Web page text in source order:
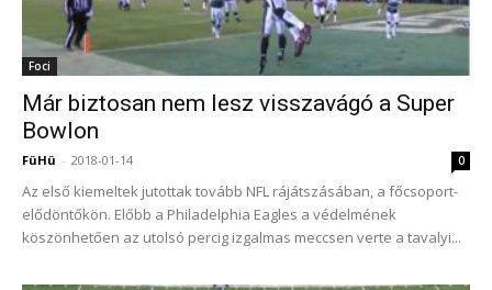
Foci
Már biztosan nem lesz visszavágó a Super
Bowlon
FüHü - 2018-01-14 0
Az első kiemeltek jutottak tovább NFL rájátszásában, a főcsoport-
elődöntőkön. Előbb a Philadelphia Eagles a védelmének
köszönhetően az utolsó percig izgalmas meccsen verte a tavalyi...